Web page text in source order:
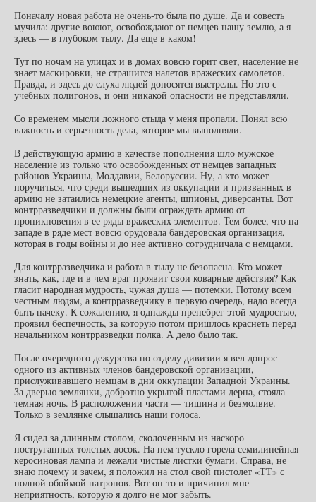
Поначалу новая работа не очень-то была по душе. Да и совесть
мучила: другие воюют, освобождают от немцев нашу землю, а я
здесь — в глубоком тылу. Да еще в каком!
Тут по ночам на улицах и в домах вовсю горит свет, население не
знает маскировки, не страшится налетов вражеских самолетов.
Правда, и здесь до слуха людей доносятся выстрелы. Но это с
учебных полигонов, и они никакой опасности не представляли.
Со временем мысли ложного стыда у меня пропали. Понял всю
важность и серьезность дела, которое мы выполняли.
В действующую армию в качестве пополнения шло мужское
население из только что освобожденных от немцев западных
районов Украины, Молдавии, Белоруссии. Ну, а кто может
поручиться, что среди вышедших из оккупации и призванных в
армию не затаились немецкие агенты, шпионы, диверсанты. Вот
контрразведчики и должны были ограждать армию от
проникновения в ее ряды вражеских элементов. Тем более, что на
западе в ряде мест вовсю орудовала бандеровская организация,
которая в годы войны и до нее активно сотрудничала с немцами.
Для контрразведчика и работа в тылу не безопасна. Кто может
знать, как, где и в чем враг проявит свои коварные действия? Как
гласит народная мудрость, чужая душа — потемки. Потому всем
честным людям, а контрразведчику в первую очередь, надо всегда
быть начеку. К сожалению, я однажды пренебрег этой мудростью,
проявил беспечность, за которую потом пришлось краснеть перед
начальником контрразведки полка. А дело было так.
После очередного дежурства по отделу дивизии я вел допрос
одного из активных членов бандеровской организации,
прислуживавшего немцам в дни оккупации Западной Украины.
За дверью землянки, добротно укрытой пластами дерна, стояла
темная ночь. В расположении части — тишина и безмолвие.
Только в землянке слышались наши голоса.
Я сидел за длинным столом, сколоченным из наскоро
поструганных толстых досок. На нем тускло горела семилинейная
керосиновая лампа и лежали чистые листки бумаги. Справа, не
знаю почему и зачем, я положил на стол свой пистолет «ТТ» с
полной обоймой патронов. Вот он-то и причинил мне
неприятность, которую я долго не мог забыть.